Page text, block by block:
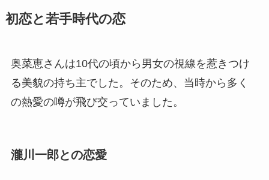
初恋と若手時代の恋
奥菜恵さんは10代の頃から男女の視線を惹きつけ
る美貌の持ち主でした。そのため、当時から多く
の熱愛の噂が飛び交っていました。
瀧川一郎との恋愛